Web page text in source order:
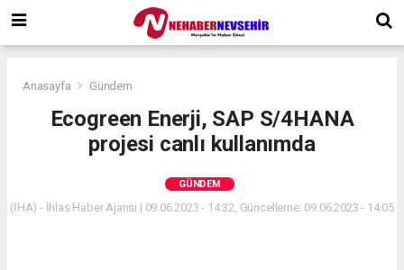
Anasayfa Gündem
Ecogreen Enerji, SAP S/4HANA
projesi canlı kullanımda
GÜNDEM
(İHA) - İhlas Haber Ajansı | 09.06.2023 - 14:32, Güncelleme: 09.06.2023 - 14:05